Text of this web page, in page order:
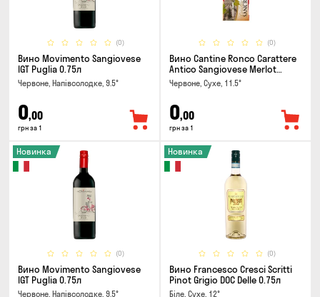
(0)
Вино Movimento Sangiovese
IGT Puglia 0.75л
Червоне, Напівсолодке, 9.5°
0,00
грн за 1
(0)
Вино Cantine Ronco Carattere
Antico Sangiovese Merlot
Rubicone IGT 0.25л
Червоне, Сухе, 11.5°
0,00
грн за 1
(0)
Новинка
Вино Movimento Sangiovese
IGT Puglia 0.75л
Червоне, Напівсолодке, 9.5°
(0)
Новинка
Вино Francesco Cresci Scritti
Pinot Grigio DOC Delle 0.75л
Біле, Сухе, 12°